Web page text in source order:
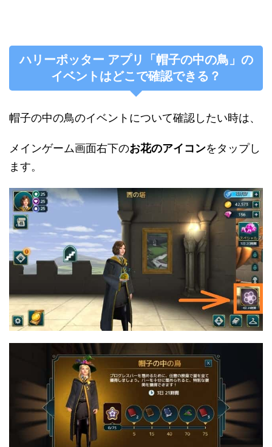
ハリーポッター アプリ「帽子の中の鳥」の
イベントはどこで確認できる？
帽子の中の鳥のイベントについて確認したい時は、
メインゲーム画面右下のお花のアイコンをタップし
ます。